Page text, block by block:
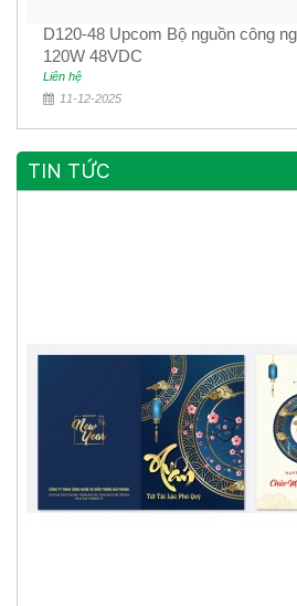
D120-48 Upcom Bộ nguồn công
120W 48VDC
Liên hệ
11-12-2025
TIN TỨC